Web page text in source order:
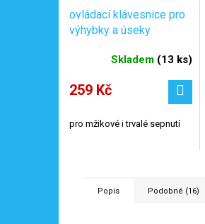
ovládací klávesnice pro
výhybky a úseky
Skladem (13 ks)
259 Kč
pro mžikové i trvalé sepnutí
Popis Podobné (16)